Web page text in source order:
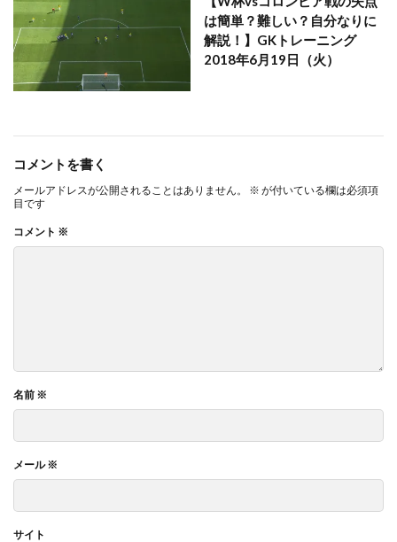
は簡単？難しい？自分なりに
解説！】GKトレーニング
2018年6月19日（火）
コメントを書く
メールアドレスが公開されることはありません。 ※ が付いている欄は必須項
目です
コメント ※
名前 ※
メール※
サイト